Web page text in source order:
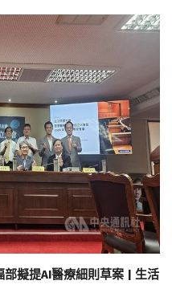
擬提AI醫療細則草案 | 生活